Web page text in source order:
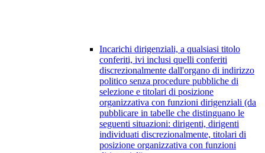
Incarichi dirigenziali, a qualsiasi titolo
conferiti, ivi inclusi quelli conferiti
discrezionalmente dall'organo di indirizzo
politico senza procedure pubbliche di
selezione e titolari di posizione
organizzativa con funzioni dirigenziali (da
pubblicare in tabelle che distinguano le
seguenti situazioni: dirigenti, dirigenti
individuati discrezionalmente, titolari di
posizione organizzativa con funzioni